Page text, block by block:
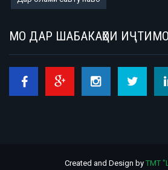
МО ДАР ШАБАКАҲОИ
Created and Design by ТМТ